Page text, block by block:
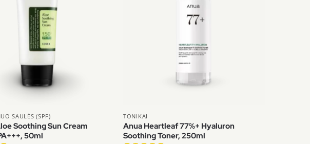
SAULĖS (SPF)
Soothing Sun Cream
50ml
TONIKAI
Anua Heartleaf 77%+ Hyaluron
Soothing Toner, 250ml